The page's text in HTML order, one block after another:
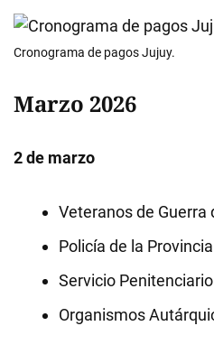
Cronograma de pagos Jujuy.
Marzo 2026
2 de marzo
Veteranos de Guerra
Policía de la Provincia
Servicio Penitenciario
Organismos